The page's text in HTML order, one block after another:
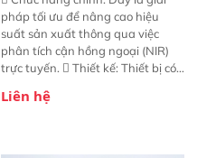
pháp tối ưu để nâng cao hiệu
suất sản xuất thông qua việc
phân tích cận hồng ngoại (NIR)
trực tuyến.  Thiết kế: Thiết bị có
hỗ trợ tản nhiệt tăng cường và đã
năng theo dõi thông số theo thời
Liên hệ